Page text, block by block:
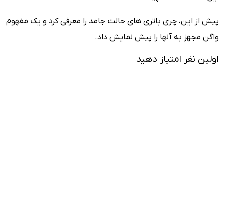
پیش از این، چری باتری های حالت جامد را معرفی کرد و یک مفهوم
واگن مجهز به آنها را پیش نمایش داد.
اولین نفر امتیاز دهید